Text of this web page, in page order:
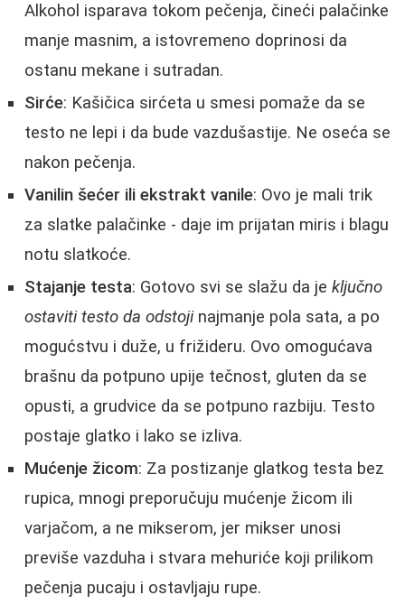
Alkohol isparava tokom pečenja, čineći palačinke
manje masnim, a istovremeno doprinosi da
ostanu mekane i sutradan.
Sirće: Kašičica sirćeta u smesi pomaže da se
testo ne lepi i da bude vazdušastije. Ne oseća se
nakon pečenja.
Vanilin šećer ili ekstrakt vanile: Ovo je mali trik
za slatke palačinke - daje im prijatan miris i blagu
notu slatkoće.
Stajanje testa: Gotovo svi se slažu da je ključno
ostaviti testo da odstojinajmanje pola sata, a po
mogućstvu i duže, u frižideru. Ovo omogućava
brašnu da potpuno upije tečnost, gluten da se
opusti, a grudvice da se potpuno razbiju. Testo
postaje glatko i lako se izliva.
Mućenje žicom: Za postizanje glatkog testa bez
rupica, mnogi preporučuju mućenje žicom ili
varjačom, a ne mikserom, jer mikser unosi
previše vazduha i stvara mehuriće koji prilikom
pečenja pucaju i ostavljaju rupe.